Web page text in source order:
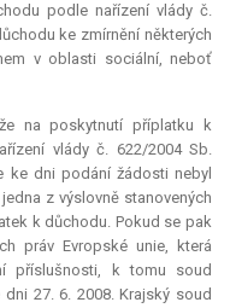
podle nařízení vlády č.
ke zmírnění některých
v oblasti sociální, neboť
na poskytnutí příplatku k
vlády č. 622/2004 Sb.
ke dni podání žádosti nebyl
z výslovně stanovených
k důchodu. Pokud se pak
práv Evropské unie, která
příslušnosti, k tomu soud
27. 6. 2008. Krajský soud